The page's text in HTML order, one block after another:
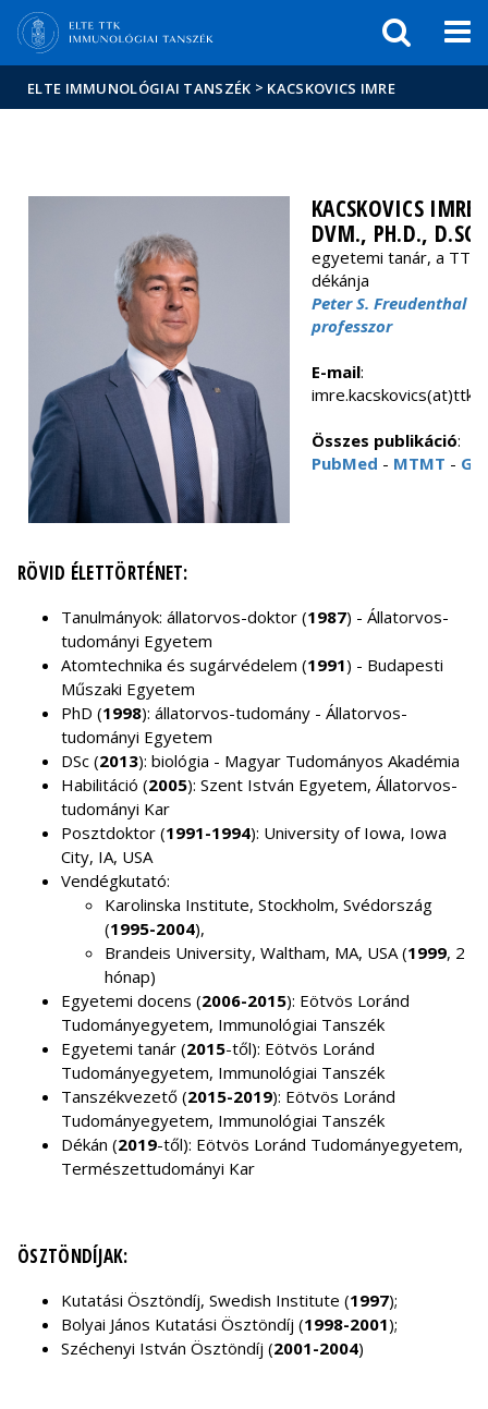
sajtóban
ELTE IMMUNOLÓGIAI TANSZÉK > KACSKOVICS IMRE
KACSKOVICS IMRE
DVM., PH.D., D.SC.
egyetemi tanár, a TTK
dékánja
Peter S. Freudenthal
professzor
E-mail:
Összes publikáció:
PubMed - MTMT -
RÖVID ÉLETTÖRTÉNET:
Tanulmányok: állatorvos-doktor (1987) - Állatorvos-
tudományi Egyetem
Atomtechnika és sugárvédelem (1991) - Budapesti
Műszaki Egyetem
PhD (1998): állatorvos-tudomány - Állatorvos-
tudományi Egyetem
DSc (2013): biológia - Magyar Tudományos Akadémia
Habilitáció (2005): Szent István Egyetem, Állatorvos-
tudományi Kar
Posztdoktor (1991-1994): University of Iowa, Iowa
City, IA, USA
Vendégkutató:
Karolinska Institute, Stockholm, Svédország
(1995-2004),
Brandeis University, Waltham, MA, USA (1999, 2
hónap)
Egyetemi docens (2006-2015): Eötvös Loránd
Tudományegyetem, Immunológiai Tanszék
Egyetemi tanár (2015-től): Eötvös Loránd
Tudományegyetem, Immunológiai Tanszék
Tanszékvezető (2015-2019): Eötvös Loránd
Tudományegyetem, Immunológiai Tanszék
Dékán (2019-től): Eötvös Loránd Tudományegyetem,
Természettudományi Kar
ÖSZTÖNDÍJAK:
Kutatási Ösztöndíj, Swedish Institute (1997);
Bolyai János Kutatási Ösztöndíj (1998-2001);
Széchenyi István Ösztöndíj (2001-2004)